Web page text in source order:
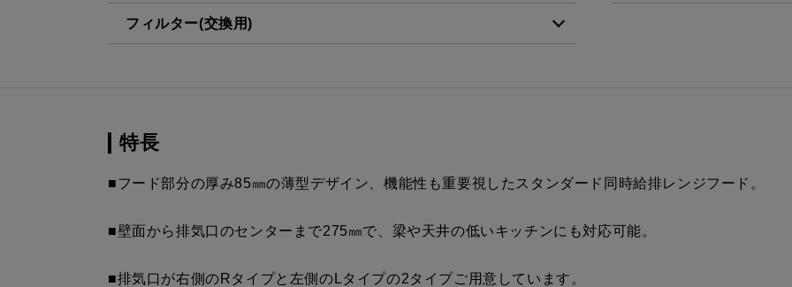
フィルター(交換用)
特長
■フード部分の厚み85㎜の薄型デザイン、機能性も重要視したスタンダード同時給排レンジフード。
■壁面から排気口のセンターまで275㎜で、梁や天井の低いキッチンにも対応可能。
■排気口が右側のRタイプと左側のLタイプの2タイプご用意しています。